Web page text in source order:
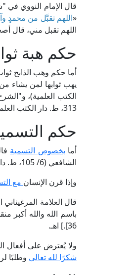
«اللهم تقبَّل من محمدٍ
اللهم تقبل مني، قال
حكم هبة
أما حكم وهب الذابح
313، ط. دار الكتب العلمية)، و"كشاف القناع" للبهوتي الحنبلي (2/ 147، ط. عالم الكتب).
حكم
أما بخصوص التسمية
الشافعي (6/ 105، ط. دار الكتب العلمية).
وإذا قرن الإنسان مع
قال العلامة المرغيناني الحنفي في "الهداية" (4/
باسم الله والله أكبر
36].] اهـ.
ولا يُعترض على أفعال
شكرًا لله تعالى وطلبًا